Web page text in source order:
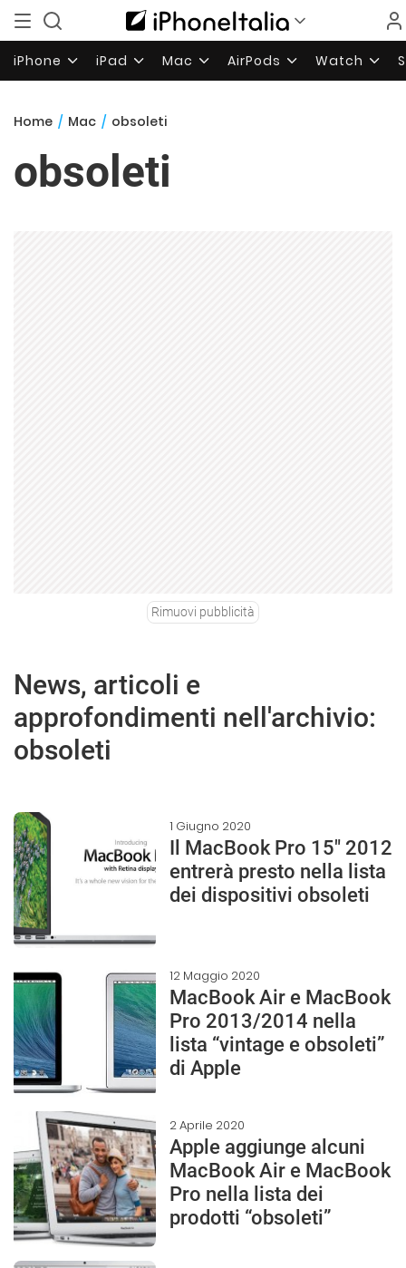
iPhone iPad Mac AirPods Watch
Home / Mac / obsoleti
obsoleti
Rimuovi pubblicità
News, articoli e
approfondimenti nell'archivio:
obsoleti
1 Giugno 2020
Il MacBook Pro 15″ 2012
entrerà presto nella lista
dei dispositivi obsoleti
12 Maggio 2020
MacBook Air e MacBook
Pro 2013/2014 nella
lista “vintage e obsoleti”
di Apple
2 Aprile 2020
Apple aggiunge alcuni
MacBook Air e MacBook
Pro nella lista dei
prodotti “obsoleti”